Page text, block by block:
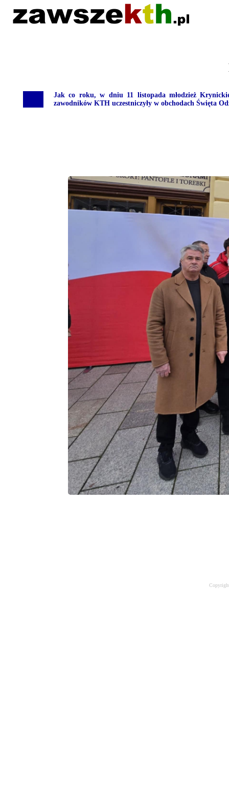
Jak co roku, w dniu 11 listopada młodzież
zawodników KTH uczestniczyły w obchodach Święta